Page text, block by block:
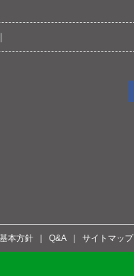
本方針 Q&A サイトマップ